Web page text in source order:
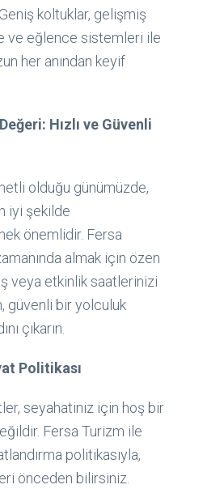
koltuklar, gelişmiş
ve eğlence sistemleri ile
her anından keyif
Hızlı ve Güvenli
olduğu günümüzde,
iyi şekilde
önemlidir. Fersa
almak için özen
veya etkinlik saatlerinizi
güvenli bir yolculuk
çıkarın.
Politikası
seyahatiniz için hoş bir
Fersa Turizm ile
politikasıyla,
önceden bilirsiniz.